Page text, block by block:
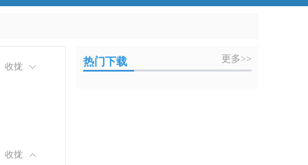
收拢
收拢
热门下载 更多>>